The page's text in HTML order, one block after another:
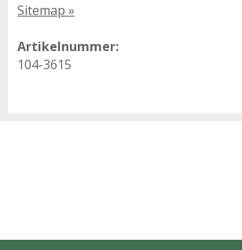
Sitemap »
Artikelnummer:
104-3615